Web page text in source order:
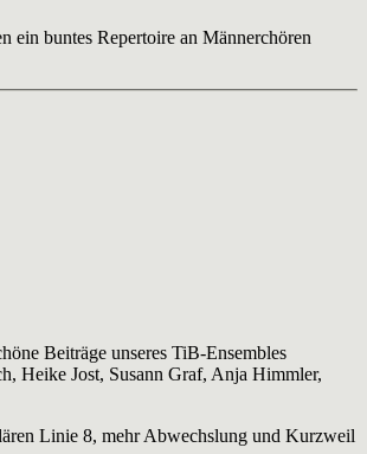
ein buntes Repertoire an Männerchören
Beiträge unseres TiB-Ensembles
Heike Jost, Susann Graf, Anja Himmler,
Linie 8, mehr Abwechslung und Kurzweil